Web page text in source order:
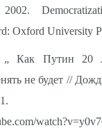
Oxford University
„ Как Путин 20
не будет //